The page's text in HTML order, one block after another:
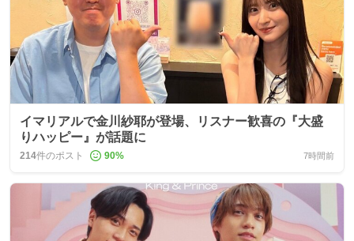
イマリアルで金川紗耶が登場、リスナー歓喜の『大盛
りハッピー』が話題に
214件のポスト 90% 7時間前